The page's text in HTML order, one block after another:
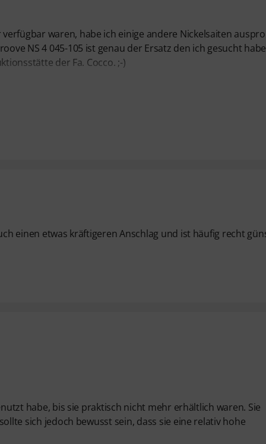
waren, habe ich einige andere Nickelsaiten
NS 4 045-105 ist genau der Ersatz den ich gesucht
der Fa. Cocco. ;-)
einen etwas kräftigeren Anschlag und ist häufig recht
habe, bis sie praktisch nicht mehr erhältlich waren. Sie
sich jedoch bewusst sein, dass sie eine relativ hohe